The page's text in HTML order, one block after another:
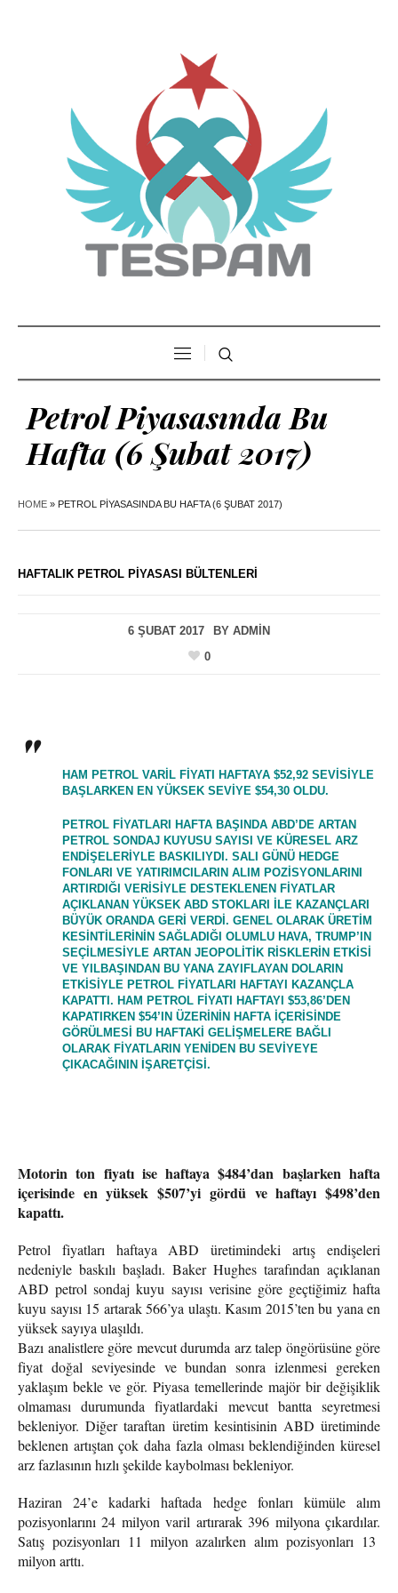
Petrol Piyasasında Bu
Hafta (6 Şubat 2017)
HOME » PETROL PIYASASINDA BU HAFTA (6 ŞUBAT 2017)
HAFTALIK PETROL PIYASASI BÜLTENLERI
6 ŞUBAT 2017 BY ADMIN
0
HAM PETROL VARIL FIYATI HAFTAYA $52,92 SEVISIYLE
BAŞLARKEN EN YÜKSEK SEVIYE $54,30 OLDU.
PETROL FIYATLARI HAFTA BAŞINDA ABD’DE ARTAN
PETROL SONDAJ KUYUSU SAYISI VE KÜRESEL ARZ
ENDIŞELERIYLE BASKILIYDI. SALI GÜNÜ HEDGE
FONLARI VE YATIRIMCILARIN ALIM POZISYONLARINI
ARTIRDIĞI VERISIYLE DESTEKLENEN FIYATLAR
AÇIKLANAN YÜKSEK ABD STOKLARI ILE KAZANÇLARI
BÜYÜK ORANDA GERI VERDI. GENEL OLARAK ÜRETIM
KESINTILERININ SAĞLADIĞI OLUMLU HAVA, TRUMP’IN
SEÇILMESIYLE ARTAN JEOPOLITIK RISKLERIN ETKISI
VE YILBAŞINDAN BU YANA ZAYIFLAYAN DOLARIN
ETKISIYLE PETROL FIYATLARI HAFTAYI KAZANÇLA
KAPATTI. HAM PETROL FIYATI HAFTAYI $53,86’DEN
KAPATIRKEN $54’IN ÜZERININ HAFTA IÇERISINDE
GÖRÜLMESI BU HAFTAKI GELIŞMELERE BAĞLI
OLARAK FIYATLARIN YENIDEN BU SEVIYEYE
ÇIKACAĞININ IŞARETÇISI.
Motorin ton fiyatı ise haftaya $484’dan başlarken hafta
içerisinde en yüksek $507’yi gördü ve haftayı $498’den
kapattı.
Petrol fiyatları haftaya ABD üretimindeki artış endişeleri
nedeniyle baskılı başladı. Baker Hughes tarafından açıklanan
ABD petrol sondaj kuyu sayısı verisine göre geçtiğimiz hafta
kuyu sayısı 15 artarak 566’ya ulaştı. Kasım 2015’ten bu yana en
yüksek sayıya ulaşıldı.
Bazı analistlere göre mevcut durumda arz talep öngörüsüne göre
fiyat doğal seviyesinde ve bundan sonra izlenmesi gereken
yaklaşım bekle ve gör. Piyasa temellerinde majör bir değişiklik
olmaması durumunda fiyatlardaki mevcut bantta seyretmesi
bekleniyor. Diğer taraftan üretim kesintisinin ABD üretiminde
beklenen artıştan çok daha fazla olması beklendiğinden küresel
arz fazlasının hızlı şekilde kaybolması bekleniyor.
Haziran 24’e kadarki haftada hedge fonları kümüle alım
pozisyonlarını 24 milyon varil artırarak 396 milyona çıkardılar.
Satış pozisyonları 11 milyon azalırken alım pozisyonları 13
milyon arttı.